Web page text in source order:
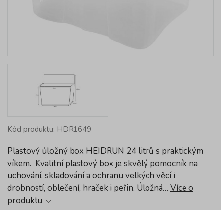
Kód produktu: HDR1649
Plastový úložný box HEIDRUN 24 litrů s praktickým
víkem. Kvalitní plastový box je skvělý pomocník na
uchování, skladování a ochranu velkých věcí i
drobností, oblečení, hraček i peřin. Úložná… Více o
produktu